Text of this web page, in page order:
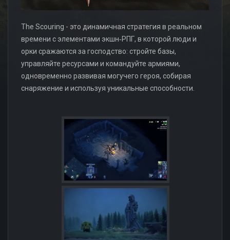
The Scouring - это динамичная стратегия в реальном
времени с элементами экшн‑РПГ, в которой люди и
орки сражаются за господство: стройте базы,
управляйте ресурсами и командуйте армиями,
одновременно развивая могучего героя, собирая
снаряжение и используя уникальные способности.